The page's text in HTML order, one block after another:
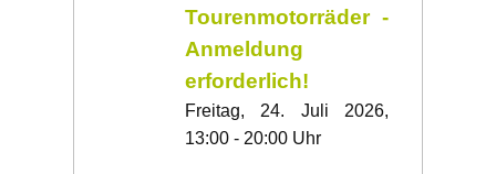
Tourenmotorräder -
Anmeldung
erforderlich!
Freitag, 24. Juli 2026,
13:00 - 20:00 Uhr